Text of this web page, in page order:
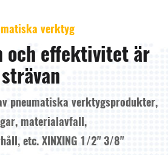
verktyg
och effektivitet är
pneumatiska verktygsprodukter,
materialavfall,
etc.XINXING 1/2" 3/8"